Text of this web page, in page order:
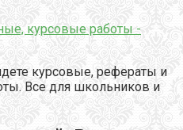
курсовые работы -
курсовые, рефераты и
Все для школьников и